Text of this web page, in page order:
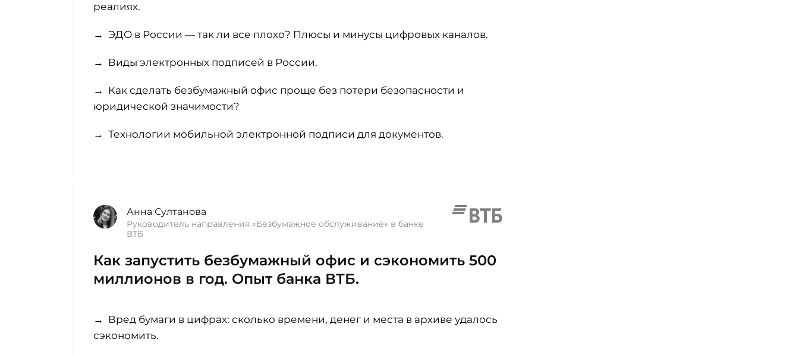
реалиях.
→ ЭДО в России — так ли все плохо? Плюсы и минусы цифровых каналов.
→ Виды электронных подписей в России.
→ Как сделать безбумажный офис проще без потери безопасности и
юридической значимости?
→ Технологии мобильной электронной подписи для документов.
Анна Султанова
Руководитель направления «Безбумажное обслуживание» в банке
ВТБ
Как запустить безбумажный офис и сэкономить 500
миллионов в год. Опыт банка ВТБ.
→ Вред бумаги в цифрах: сколько времени, денег и места в архиве удалось
сэкономить.